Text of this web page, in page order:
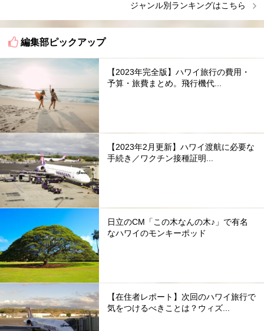
ジャンル別ランキングはこちら
編集部ピックアップ
【2023年完全版】ハワイ旅行の費用・
予算・旅費まとめ。飛行機代...
【2023年2月更新】ハワイ渡航に必要な
手続き／ワクチン接種証明...
日立のCM「この木なんの木♪」で有名
なハワイのモンキーポッド
【在住者レポート】次回のハワイ旅行で
気をつけるべきことは？ウィズ...